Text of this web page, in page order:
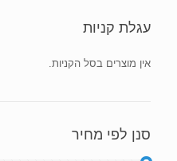
עגלת קניות
אין מוצרים בסל הקניות.
סנן לפי מחיר